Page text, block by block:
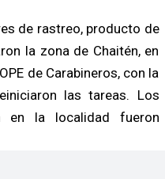
de rastreo, producto de
la zona de Chaitén, en
de Carabineros, con la
las tareas. Los
en la localidad fueron